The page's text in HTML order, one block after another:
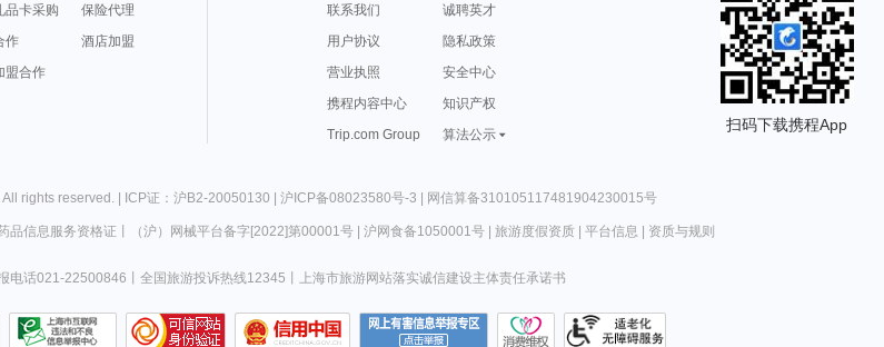
品卡采购
保险代理
作
酒店加盟
盟合作
联系我们
诚聘英才
用户协议
隐私政策
营业执照
安全中心
携程内容中心
知识产权
Trip.com Group
算法公示
扫码下载携程App
All rights reserved. | ICP证：沪B2-20050130 | 沪ICP备08023580号-3 | 网信算备310105117481904230015号
品信息服务资格证 （沪）网械平台备字[2022]第00001号| 沪网食备1050001号| 旅游度假资质| 平台信息 资质与规则
电话021-22500846 全国旅游投诉热线12345 上海市旅游网站落实诚信建设主体责任承诺书